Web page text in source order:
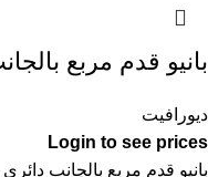
بانيو قدم مربع
ديورافيت
Login to see prices
بانيو قدم مربع بالجانب